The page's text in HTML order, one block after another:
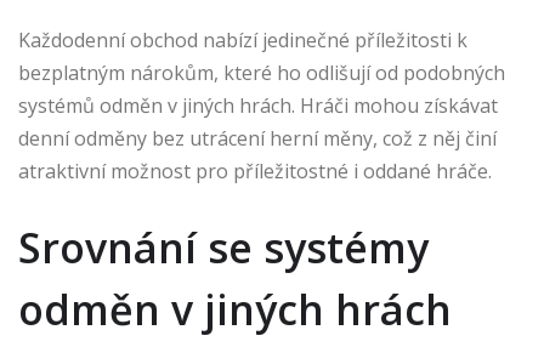
Každodenní obchod nabízí jedinečné příležitosti k
bezplatným nárokům, které ho odlišují od podobných
systémů odměn v jiných hrách. Hráči mohou získávat
denní odměny bez utrácení herní měny, což z něj činí
atraktivní možnost pro příležitostné i oddané hráče.
Srovnání se systémy
odměn v jiných hrách